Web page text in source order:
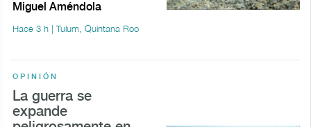
Miguel Améndola
Hace 3 h | Tulum, Quintana Roo
OPINIÓN
La guerra se
expande